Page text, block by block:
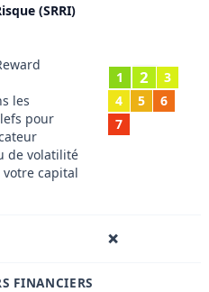
(SRRI)
les
pour
de volatilité
capital
1 2
3
4
5
6
7
❌
FINANCIERS